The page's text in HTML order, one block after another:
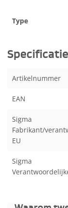
Type
Artikelnummer
EAN
Sigma
Fabrikant/
EU
Sigma